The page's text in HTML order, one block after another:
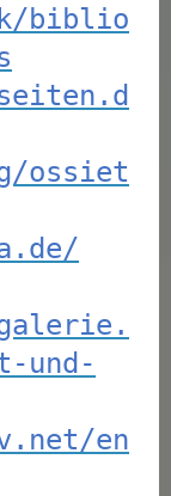
biblio
ossiet
und-
en